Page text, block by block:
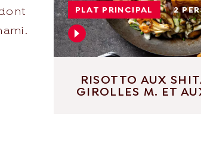
PLAT PRINCIPAL 2
RISOTTO AUX
GIROLLES M. ET